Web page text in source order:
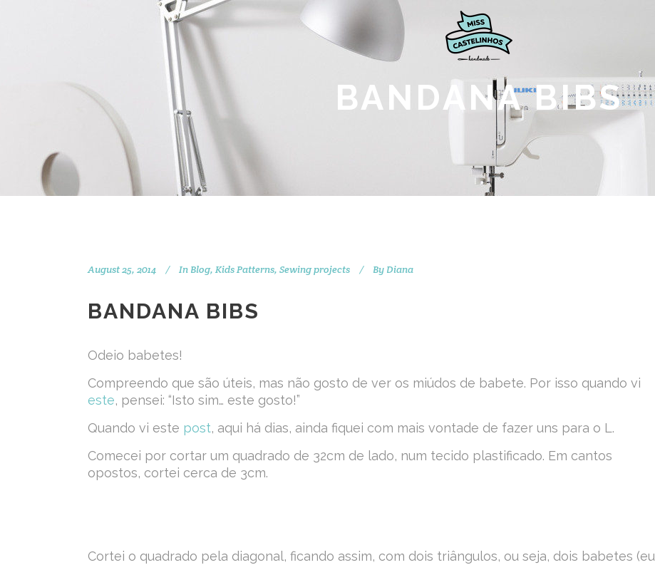
BANDANA BIBS
August 25, 2014 In Blog, Kids Patterns, Sewing projects By Diana
BANDANA BIBS
Odeio babetes!
Compreendo que são úteis, mas não gosto de ver os miúdos de babete. Por isso quando vi
este, pensei: “Isto sim… este gosto!”
Quando vi este post, aqui há dias, ainda fiquei com mais vontade de fazer uns para o L.
Comecei por cortar um quadrado de 32cm de lado, num tecido plastificado. Em cantos
opostos, cortei cerca de 3cm.
Cortei o quadrado pela diagonal, ficando assim, com dois triângulos, ou seja, dois babetes (eu